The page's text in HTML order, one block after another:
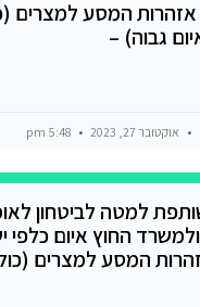
המסע למצרים
אוקטובר 27, 2023
למטה לביטחון
החוץ איום כלפי
המסע למצרים